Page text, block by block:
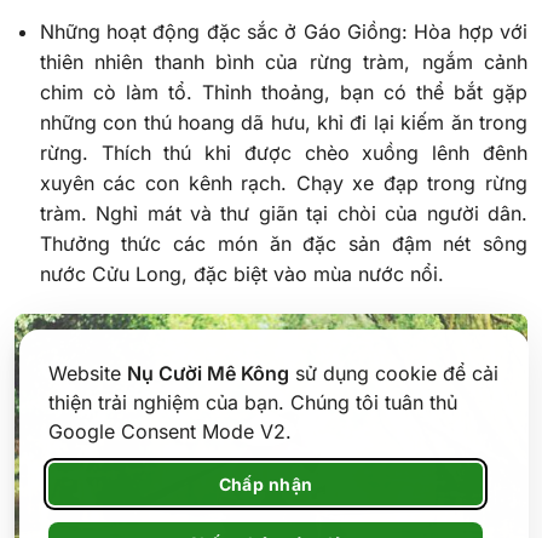
Website Nụ Cười Mê Kông sử dụng cookie để cải
thiện trải nghiệm của bạn. Chúng tôi tuân thủ
Google Consent Mode V2.
Chấp nhận
Những hoạt động đặc sắc ở Gáo Giồng: Hòa hợp với
thiên nhiên thanh bình của rừng tràm, ngắm cảnh
chim cò làm tổ. Thỉnh thoảng, bạn có thể bắt gặp
những con thú hoang dã hưu, khỉ đi lại kiếm ăn trong
rừng. Thích thú khi được chèo xuồng lênh đênh
xuyên các con kênh rạch. Chạy xe đạp trong rừng
tràm. Nghỉ mát và thư giãn tại chòi của người dân.
Thưởng thức các món ăn đặc sản đậm nét sông
nước Cửu Long, đặc biệt vào mùa nước nổi.